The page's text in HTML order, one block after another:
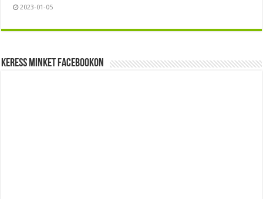
2023-01-05
Keress minket Facebookon